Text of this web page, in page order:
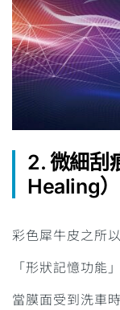
2. 微細刮
Healing）
彩色犀牛皮之所
「形狀記憶功能
當膜面受到洗車